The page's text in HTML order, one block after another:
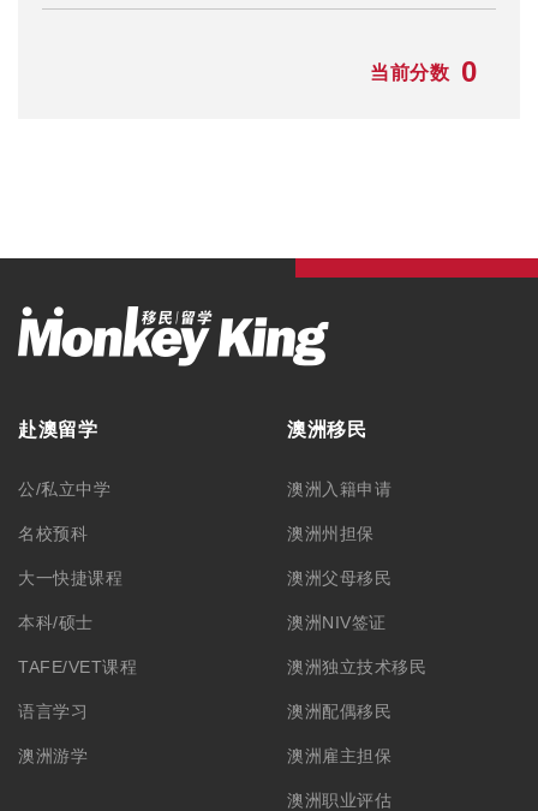
当前分数 0
赴澳留学
公/私立中学
名校预科
大一快捷课程
本科/硕士
TAFE/VET课程
语言学习
澳洲游学
澳洲移民
澳洲入籍申请
澳洲州担保
澳洲父母移民
澳洲NIV签证
澳洲独立技术移民
澳洲配偶移民
澳洲雇主担保
澳洲职业评估